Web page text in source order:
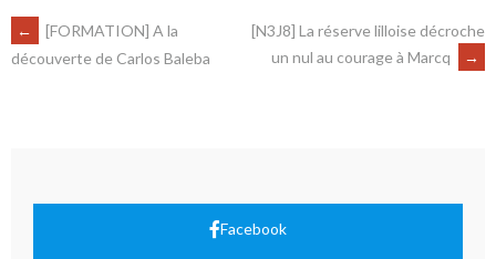
←
[FORMATION] A la
découverte de Carlos Baleba
[N3J8] La réserve lilloise décroche
un nul au courage à Marcq
→
Facebook